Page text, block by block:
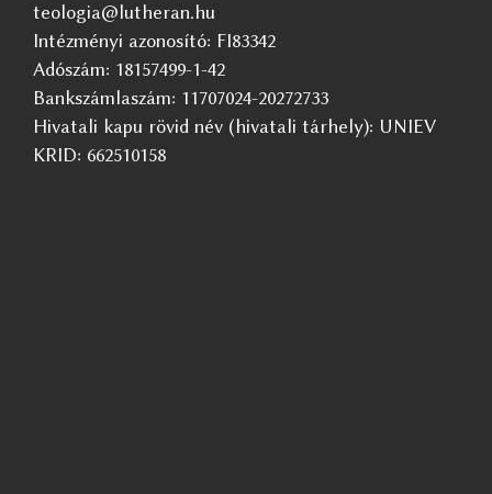
teologia@lutheran.hu
Intézményi azonosító: FI83342
Adószám: 18157499-1-42
Bankszámlaszám: 11707024-20272733
Hivatali kapu rövid név (hivatali tárhely): UNIEV
KRID: 662510158